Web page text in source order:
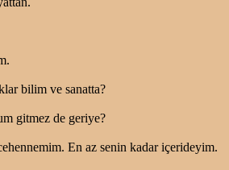
bilim ve sanatta?
gitmez de geriye?
En az senin kadar içerideyim.